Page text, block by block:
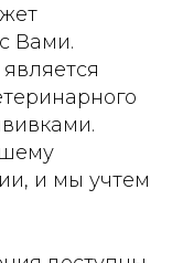
Вами.
и мы учтем